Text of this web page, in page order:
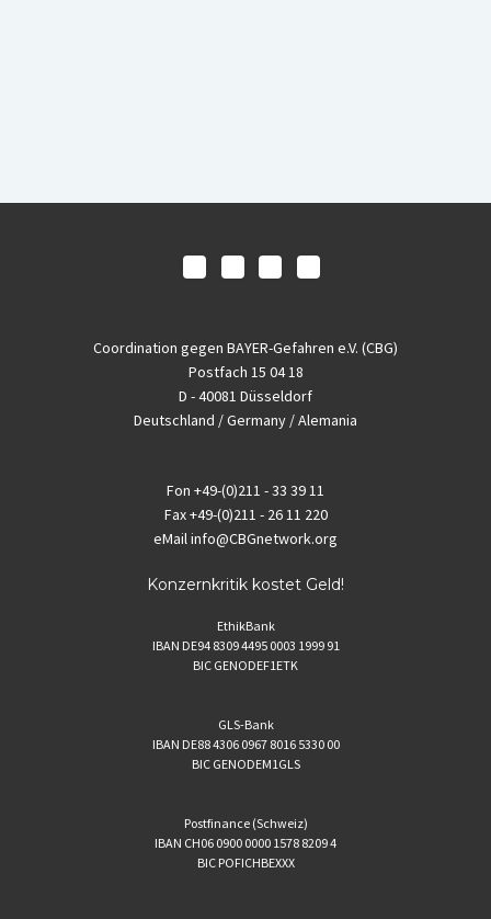
Coordination gegen BAYER-Gefahren e.V. (CBG)
Postfach 15 04 18
D - 40081 Düsseldorf
Deutschland / Germany / Alemania
Fon +49-(0)211 - 33 39 11
Fax+49-(0)211 - 26 11 220
eMailinfo@CBGnetwork.org
Konzernkritik kostet Geld!
EthikBank
IBAN DE94 8309 4495 0003 1999 91
BIC GENODEF1ETK
GLS-Bank
IBAN DE88 4306 0967 8016 5330 00
BIC GENODEM1GLS
Postfinance (Schweiz)
IBAN CH06 0900 0000 1578 8209 4
BIC POFICHBEXXX